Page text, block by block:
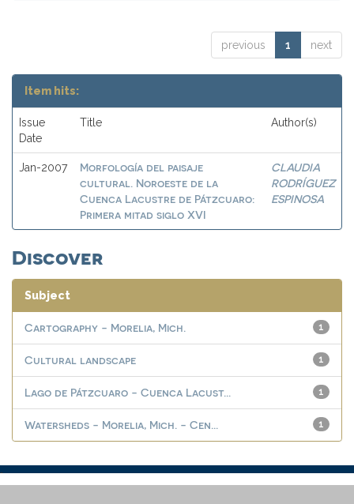
previous 1 next
Item hits:
Issue
Date
Title Author(s)
Jan-2007
Morfología del paisaje
cultural. Noroeste de la
Cuenca Lacustre de Pátzcuaro:
Primera mitad siglo XVI
CLAUDIA
RODRÍGUEZ
ESPINOSA
Discover
Subject
1
Cartography - Morelia, Mich.
1
Cultural landscape
1
Lago de Pátzcuaro - Cuenca Lacust...
1
Watersheds - Morelia, Mich. - Cen...